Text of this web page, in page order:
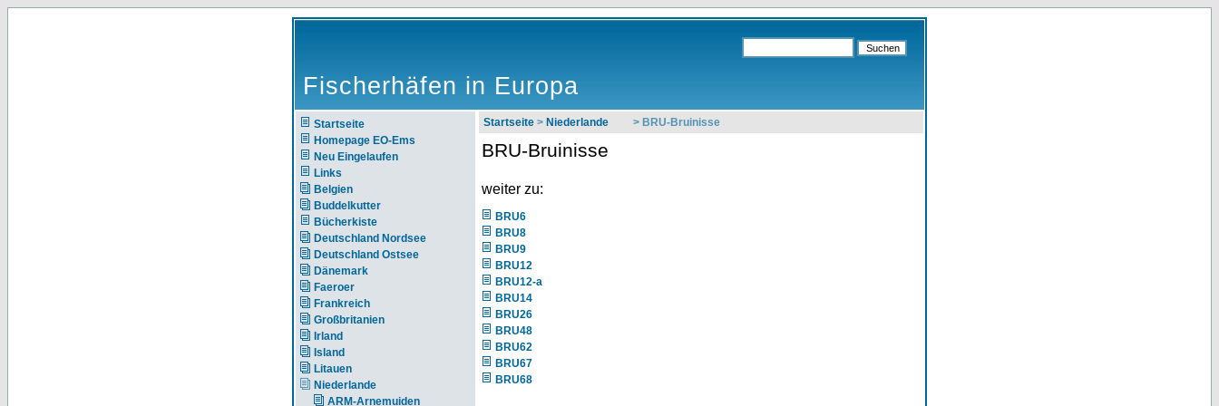
Fischerhäfen in Europa
Startseite
Homepage EO-Ems
Neu Eingelaufen
Links
Belgien
Buddelkutter
Bücherkiste
Deutschland Nordsee
Deutschland Ostsee
Dänemark
Faeroer
Frankreich
Großbritanien
Irland
Island
Litauen
Niederlande
ARM-Arnemuiden
Startseite > Niederlande > BRU-Bruinisse
BRU-Bruinisse
weiter zu:
BRU6
BRU8
BRU9
BRU12
BRU12-a
BRU14
BRU26
BRU48
BRU62
BRU67
BRU68